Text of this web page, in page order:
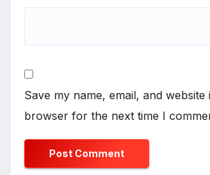
Save my name, email, and website
browser for the next time I